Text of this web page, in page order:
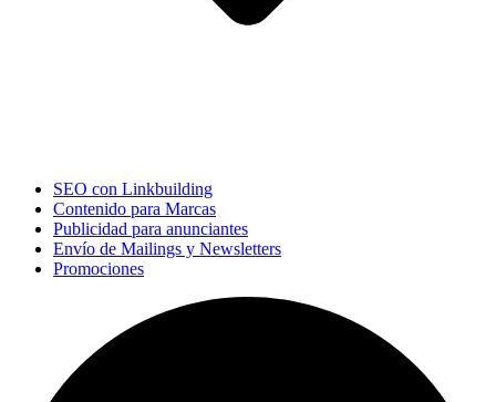
SEO con Linkbuilding
Contenido para Marcas
Publicidad para anunciantes
Envío de Mailings y Newsletters
Promociones